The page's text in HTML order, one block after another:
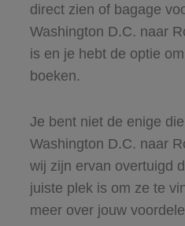
direct zien of bagage
Washington D.C. naar
is en je hebt de optie
boeken.
Je bent niet de enige
Washington D.C. naar
wij zijn ervan overtuigd
juiste plek is om ze te
meer over jouw